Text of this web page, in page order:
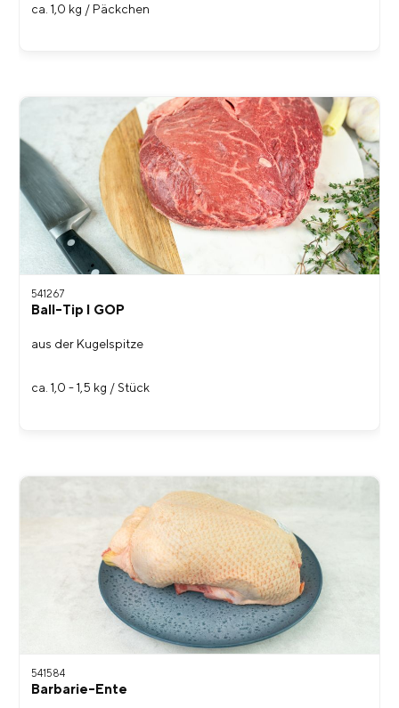
ca. 1,0 kg / Päckchen
541267
Ball-Tip I GOP
aus der Kugelspitze
ca. 1,0 - 1,5 kg / Stück
541584
Barbarie-Ente